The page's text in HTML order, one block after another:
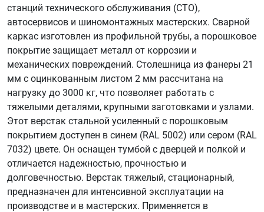
станций технического обслуживания (СТО),
автосервисов и шиномонтажных мастерских. Сварной
каркас изготовлен из профильной трубы, а порошковое
покрытие защищает металл от коррозии и
механических повреждений. Столешница из фанеры 21
мм с оцинкованным листом 2 мм рассчитана на
нагрузку до 3000 кг, что позволяет работать с
тяжелыми деталями, крупными заготовками и узлами.
Этот верстак стальной усиленный с порошковым
покрытием доступен в синем (RAL 5002) или сером (RAL
7032) цвете. Он оснащен тумбой с дверцей и полкой и
отличается надежностью, прочностью и
долговечностью. Верстак тяжелый, стационарный,
предназначен для интенсивной эксплуатации на
производстве и в мастерских. Применяется в